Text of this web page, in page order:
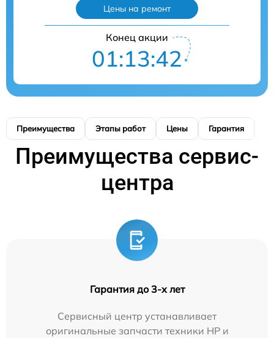
Цены на ремонт
Конец акции
01:13:40
Преимущества Этапы работ Цены Гарантия
Преимущества сервис-
центра
Гарантия до 3-х лет
Сервисный центр устанавливает
оригинальные запчасти техники HP и